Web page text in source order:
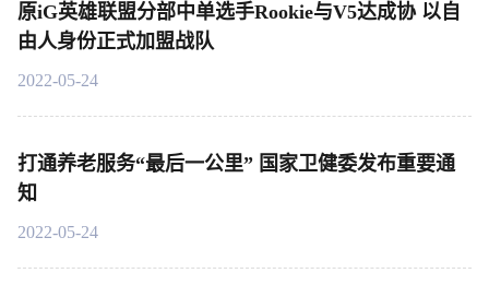
原iG英雄联盟分部中单选手Rookie与V5达成协 以自
由人身份正式加盟战队
2022-05-24
打通养老服务“最后一公里” 国家卫健委发布重要通
知
2022-05-24